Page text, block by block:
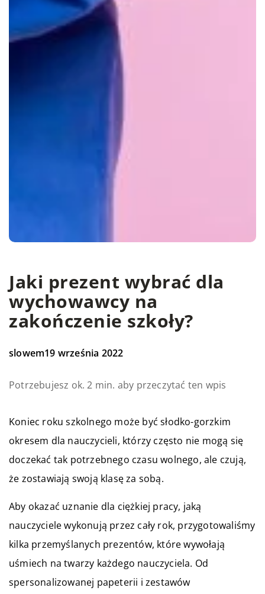
Jaki prezent wybrać dla
wychowawcy na
zakończenie szkoły?
slowem19 września 2022
Potrzebujesz ok. 2 min. aby przeczytać ten wpis
Koniec roku szkolnego może być słodko-gorzkim
okresem dla nauczycieli, którzy często nie mogą się
doczekać tak potrzebnego czasu wolnego, ale czują,
że zostawiają swoją klasę za sobą.
Aby okazać uznanie dla ciężkiej pracy, jaką
nauczyciele wykonują przez cały rok, przygotowaliśmy
kilka przemyślanych prezentów, które wywołają
uśmiech na twarzy każdego nauczyciela. Od
spersonalizowanej papeterii i zestawów